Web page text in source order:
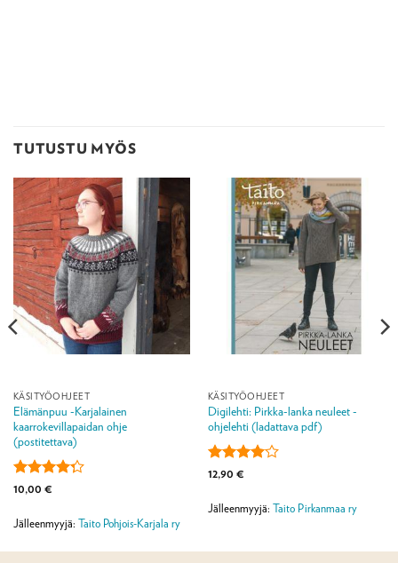
TUTUSTU MYÖS
KÄSITYÖOHJEET
Elämänpuu -Karjalainen
kaarrokevillapaidan ohje
(postitettava)
Arvostelu
4.25
10,00 €
Jälleenmyyjä: Taito Pohjois-Karjala ry
KÄSITYÖOHJEET
Digilehti: Pirkka-lanka neuleet -
ohjelehti (ladattava pdf)
Arvostelu
4 / 5
12,90 €
Jälleenmyyjä: Taito Pirkanmaa ry